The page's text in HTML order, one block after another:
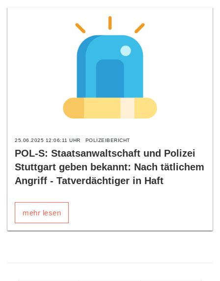
25.06.2025 12:06:11 UHR POLIZEIBERICHT
POL-S: Staatsanwaltschaft und Polizei
Stuttgart geben bekannt: Nach tätlichem
Angriff - Tatverdächtiger in Haft
mehr lesen